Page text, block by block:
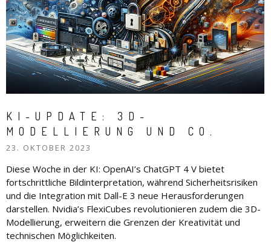
KI-UPDATE: 3D-
MODELLIERUNG UND CO.
23. OKTOBER 2023
Diese Woche in der KI: OpenAI’s ChatGPT 4 V bietet
fortschrittliche Bildinterpretation, während Sicherheitsrisiken
und die Integration mit Dall-E 3 neue Herausforderungen
darstellen. Nvidia’s FlexiCubes revolutionieren zudem die 3D-
Modellierung, erweitern die Grenzen der Kreativität und
technischen Möglichkeiten.